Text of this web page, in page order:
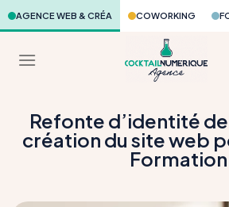
Skip
to
AGENCE WEB & CRÉA COWORKING
Refonte d’identité
création du site web
Formation